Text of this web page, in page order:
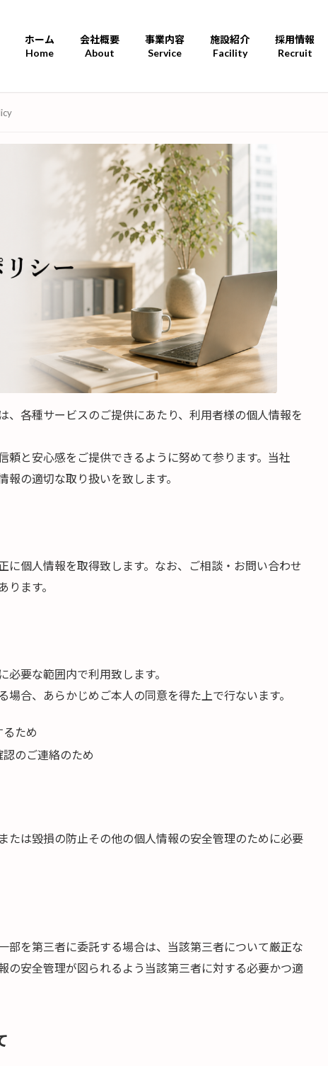
ホーム
Home
会社概要
About
事業内容
Service
施設紹介
Facility
採用情報
Recruit
、各種サービスのご提供にあたり、利用者様の個人情報を
頼と安心感をご提供できるように努めて参ります。当社
の適切な取り扱いを致します。
に個人情報を取得致します。なお、ご相談・お問い合わせ
ます。
要な範囲内で利用致します。
合、あらかじめご本人の同意を得た上で行ないます。
ため
のご連絡のため
たは毀損の防止その他の個人情報の安全管理のために必要
部を第三者に委託する場合は、当該第三者について厳正な
の安全管理が図られるよう当該第三者に対する必要かつ適